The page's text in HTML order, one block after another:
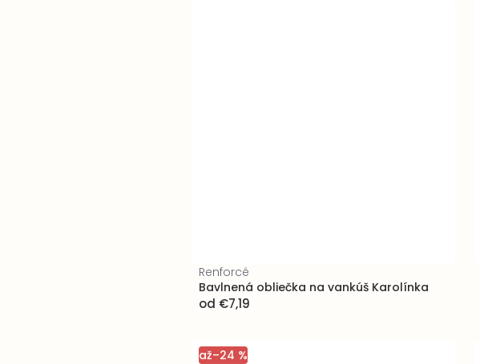
Renforcé
Bavlnená obliečka na vankúš Karolínka
od €7,19
až–24 %